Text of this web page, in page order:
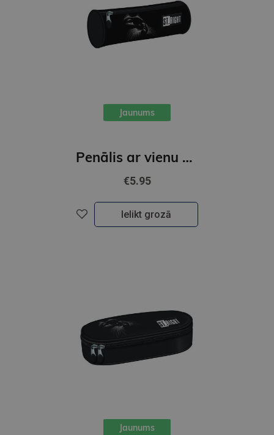
Jaunums
Penālis ar vienu nodalījumu, bez priekšmetiem,s BLACK CAT
€5.95
Ielikt grozā
Jaunums